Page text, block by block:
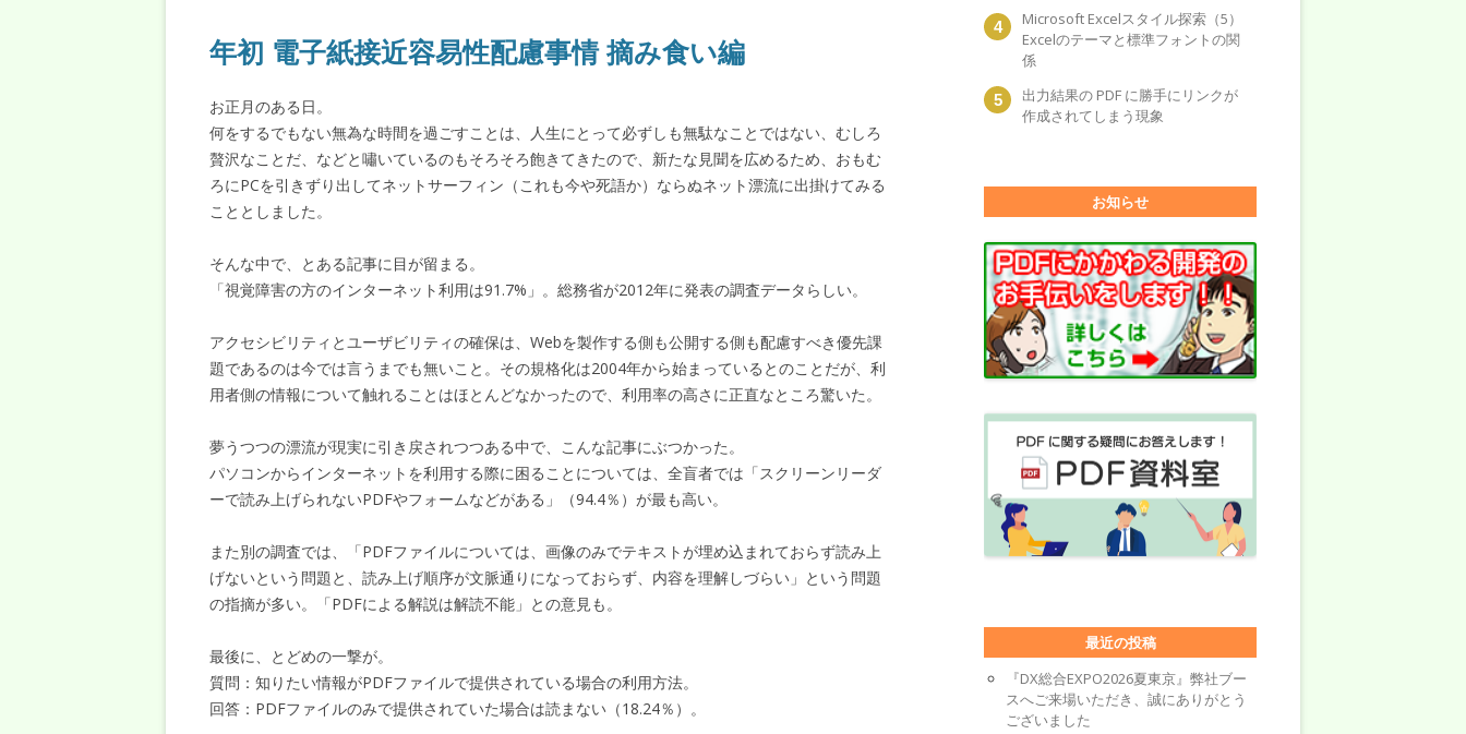
年初 電子紙接近容易性配慮事情 摘み食い編
お正月のある日。
何をするでもない無為な時間を過ごすことは、人生にとって必ずしも無駄なことではない、むしろ
贅沢なことだ、などと嘯いているのもそろそろ飽きてきたので、新たな見聞を広めるため、おもむ
ろにPCを引きずり出してネットサーフィン（これも今や死語か）ならぬネット漂流に出掛けてみる
こととしました。
そんな中で、とある記事に目が留まる。
「視覚障害の方のインターネット利用は91.7%」。総務省が2012年に発表の調査データらしい。
アクセシビリティとユーザビリティの確保は、Webを製作する側も公開する側も配慮すべき優先課
題であるのは今では言うまでも無いこと。その規格化は2004年から始まっているとのことだが、利
用者側の情報について触れることはほとんどなかったので、利用率の高さに正直なところ驚いた。
夢うつつの漂流が現実に引き戻されつつある中で、こんな記事にぶつかった。
パソコンからインターネットを利用する際に困ることについては、全盲者では「スクリーンリーダ
ーで読み上げられないPDFやフォームなどがある」（94.4％）が最も高い。
また別の調査では、「PDFファイルについては、画像のみでテキストが埋め込まれておらず読み上
げないという問題と、読み上げ順序が文脈通りになっておらず、内容を理解しづらい」という問題
の指摘が多い。「PDFによる解説は解読不能」との意見も。
最後に、とどめの一撃が。
質問：知りたい情報がPDFファイルで提供されている場合の利用方法。
回答：PDFファイルのみで提供されていた場合は読まない（18.24％）。
Microsoft Excelスタイル探索（5）
Excelのテーマと標準フォントの関
係
出力結果の PDF に勝手にリンクが
作成されてしまう現象
お知らせ
最近の投稿
『DX総合EXPO2026夏東京』弊社ブー
スへご来場いただき、誠にありがとう
ございました